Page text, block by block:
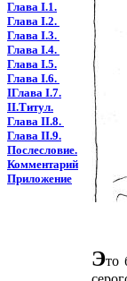
Глава I.1.
Глава I.2.
Глава I.3.
Глава I.4.
Глава I.5.
Глава I.6.
IГлава I.7.
II.Tитул.
Глава II.8.
Глава II.9.
Послесловие.
Комментарий
Приложение
Это